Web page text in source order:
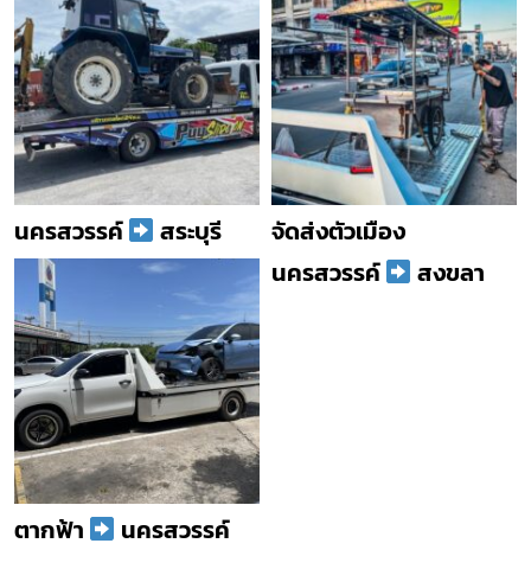
นครสวรรค์ สระบุรี จัดส่งตัวเมือง
ตากฟ้า นครสวรรค์
นครสวรรค์ สงขลา